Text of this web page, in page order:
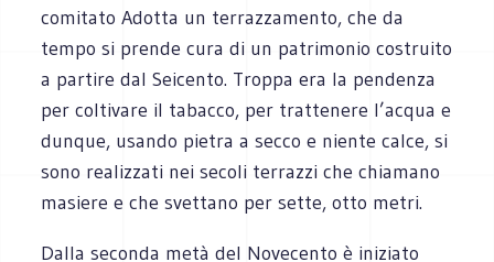
comitato Adotta un terrazzamento, che da
tempo si prende cura di un patrimonio costruito
a partire dal Seicento. Troppa era la pendenza
per coltivare il tabacco, per trattenere l’acqua e
dunque, usando pietra a secco e niente calce, si
sono realizzati nei secoli terrazzi che chiamano
masiere e che svettano per sette, otto metri.
Dalla seconda metà del Novecento è iniziato